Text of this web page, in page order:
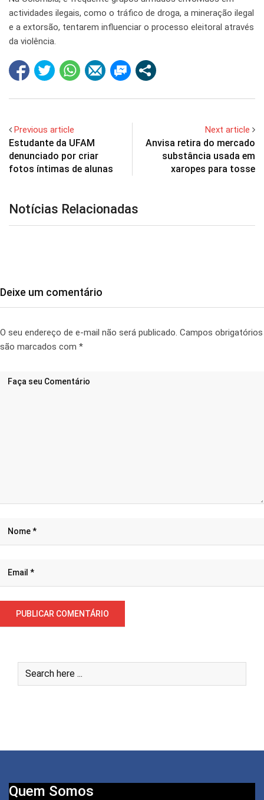
actividades ilegais, como o tráfico de droga, a mineração ilegal
e a extorsão, tentarem influenciar o processo eleitoral através
da violência.
Previous article
Estudante da UFAM
denunciado por criar
fotos íntimas de alunas
Next article
Anvisa retira do mercado
substância usada em
xaropes para tosse
Notícias Relacionadas
Deixe um comentário
O seu endereço de e-mail não será publicado. Campos obrigatórios
são marcados com *
Quem Somos